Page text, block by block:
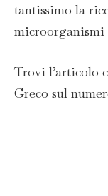
tantissimo la
microorganismi
Trovi l’articolo
Greco sul